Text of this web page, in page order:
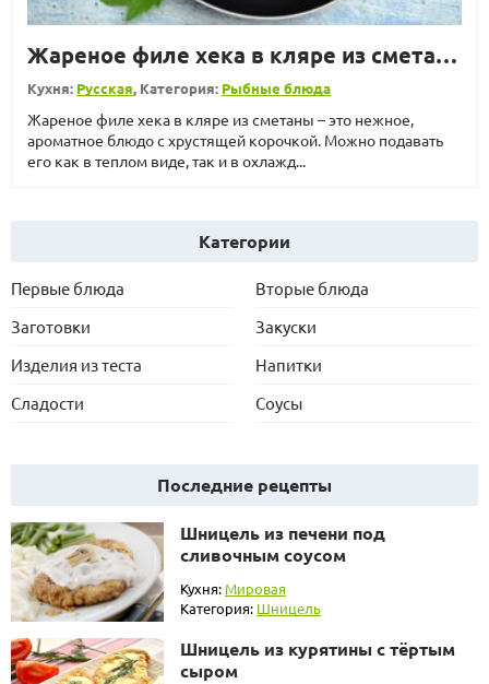
Жареное филе хека в кляре из сметаны
Кухня: Русская, Категория: Рыбные блюда
Жареное филе хека в кляре из сметаны – это нежное,
ароматное блюдо с хрустящей корочкой. Можно подавать
его как в теплом виде, так и в охлажд...
Категории
Первые блюда
Вторые блюда
Заготовки
Закуски
Изделия из теста
Напитки
Сладости
Соусы
Последние рецепты
Шницель из печени под
сливочным соусом
Кухня: Мировая
Категория: Шницель
Шницель из курятины с тёртым
сыром